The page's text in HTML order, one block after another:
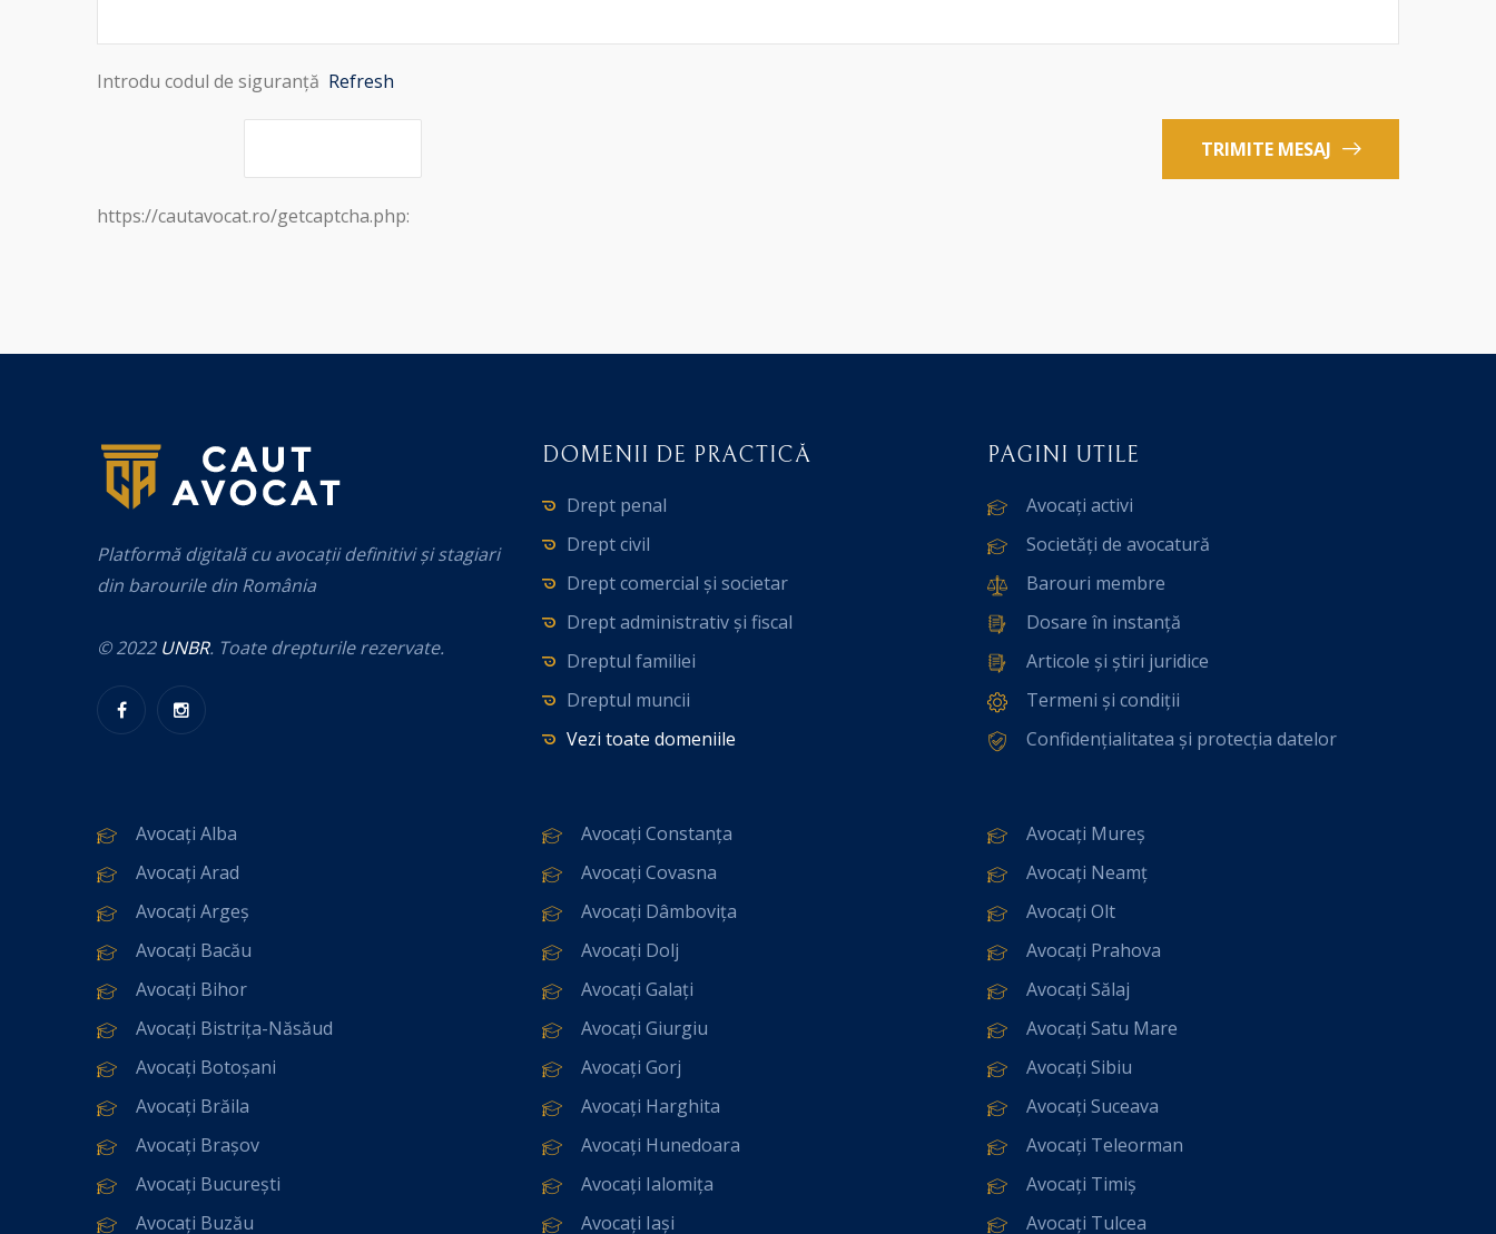
Introdu codul de siguranță Refresh
TRIMITE MESAJ
https://cautavocat.ro/getcaptcha.php:
Platformă digitală cu avocații definitivi și stagiari
din barourile din România
© 2022 UNBR. Toate drepturile rezervate.
DOMENII DE PRACTICĂ
Drept penal
Drept civil
Drept comercial și societar
Drept administrativ și fiscal
Dreptul familiei
Dreptul muncii
Vezi toate domeniile
PAGINI UTILE
Avocați activi
Societăți de avocatură
Barouri membre
Dosare în instanță
Articole și știri juridice
Termeni și condiții
Confidențialitatea și protecția datelor
Avocați Alba
Avocați Arad
Avocați Argeș
Avocați Bacău
Avocați Bihor
Avocați Bistrița-Năsăud
Avocați Botoșani
Avocați Brăila
Avocați Brașov
Avocați București
Avocați Buzău
Avocați Constanța
Avocați Covasna
Avocați Dâmbovița
Avocați Dolj
Avocați Galați
Avocați Giurgiu
Avocați Gorj
Avocați Harghita
Avocați Hunedoara
Avocați Ialomița
Avocați Iași
Avocați Mureș
Avocați Neamț
Avocați Olt
Avocați Prahova
Avocați Sălaj
Avocați Satu Mare
Avocați Sibiu
Avocați Suceava
Avocați Teleorman
Avocați Timiș
Avocați Tulcea